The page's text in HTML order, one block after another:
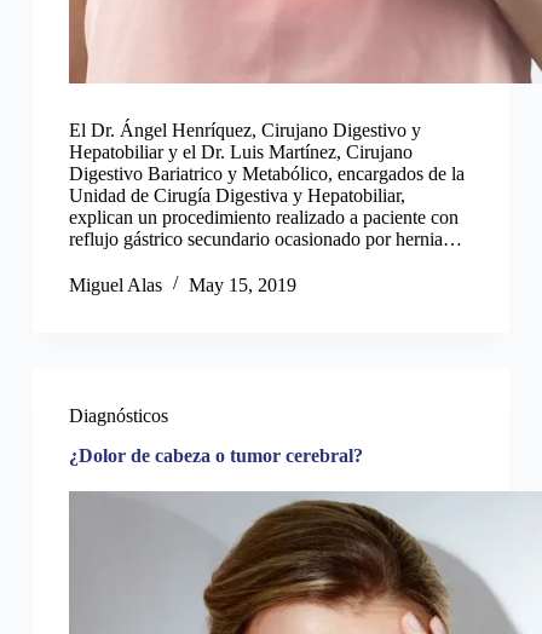
El Dr. Ángel Henríquez, Cirujano Digestivo y
Hepatobiliar y el Dr. Luis Martínez, Cirujano
Digestivo Bariatrico y Metabólico, encargados de la
Unidad de Cirugía Digestiva y Hepatobiliar,
explican un procedimiento realizado a paciente con
reflujo gástrico secundario ocasionado por hernia…
Miguel Alas May 15, 2019
Diagnósticos
¿Dolor de cabeza o tumor cerebral?